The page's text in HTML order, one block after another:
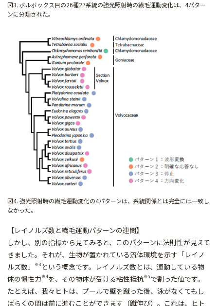
図3. ボルボックス目の26種27系統の強光照射時の繊毛運動変化は、4パター
ンに分類された。
図4. 強光照射時の繊毛運動変化の4パターンは、系統関係とは完全には一致し
なかった。
【レイノルズ数と繊毛運動パターンの連関】
しかし、別の指標から見てみると、このパターンに法則性が見えて
きました。それが、生物が置かれている流体環境を示す「レイノ
ルズ数」
※3 という概念です。レイノルズ数とは、運動している物
体の慣性力※4を、その物体が受ける粘性抵抗※5で割った値です。
たとえば、我々ヒトは、プールで壁を蹴った後、泳がなくてもし
ばらくの間は前に進むことができます（蹴伸び）。これは、ヒト